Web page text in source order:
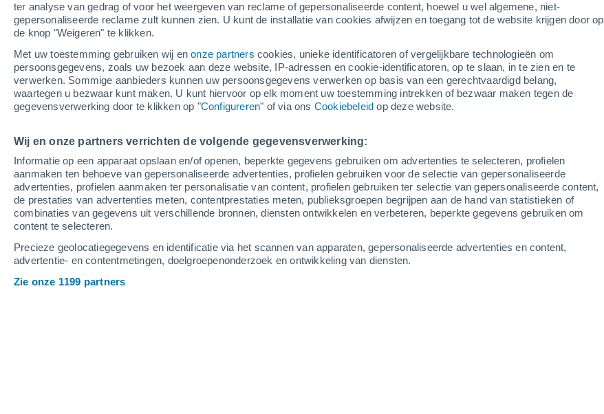
ter analyse van gedrag of voor het weergeven van reclame of gepersonaliseerde content, hoewel u wel algemene, niet-
gepersonaliseerde reclame zult kunnen zien. U kunt de installatie van cookies afwijzen en toegang tot de website krijgen door op
de knop "Weigeren" te klikken.
Met uw toestemming gebruiken wij enonze partners cookies, unieke identificatoren of vergelijkbare technologieën om
persoonsgegevens, zoals uw bezoek aan deze website, IP-adressen en cookie-identificatoren, op te slaan, in te zien en te
verwerken. Sommige aanbieders kunnen uw persoonsgegevens verwerken op basis van een gerechtvaardigd belang,
waartegen u bezwaar kunt maken. U kunt hiervoor op elk moment uw toestemming intrekken of bezwaar maken tegen de
gegevensverwerking door te klikken op "Configureren" of via ons Cookiebeleid op deze website.
Wij en onze partners verrichten de volgende gegevensverwerking:
Informatie op een apparaat opslaan en/of openen, beperkte gegevens gebruiken om advertenties te selecteren, profielen
aanmaken ten behoeve van gepersonaliseerde advertenties, profielen gebruiken voor de selectie van gepersonaliseerde
advertenties, profielen aanmaken ter personalisatie van content, profielen gebruiken ter selectie van gepersonaliseerde content,
de prestaties van advertenties meten, contentprestaties meten, publieksgroepen begrijpen aan de hand van statistieken of
combinaties van gegevens uit verschillende bronnen, diensten ontwikkelen en verbeteren, beperkte gegevens gebruiken om
content te selecteren.
Precieze geolocatiegegevens en identificatie via het scannen van apparaten, gepersonaliseerde advertenties en content,
advertentie- en contentmetingen, doelgroepenonderzoek en ontwikkeling van diensten.
Zie onze 1199 partners
Zaterdag8
14°
12°
18°
20°
21°
20°
17°
22°
23°
24°
22°
20° 19° 20° 19° 19° 19°
19°
De weersvoorspelling per uur voor Midlum